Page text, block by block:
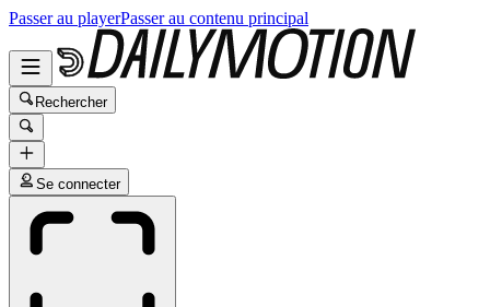
Passer au playerPasser au contenu principal
Rechercher
Se connecter